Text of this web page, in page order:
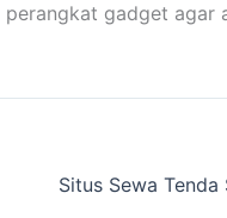
gadget